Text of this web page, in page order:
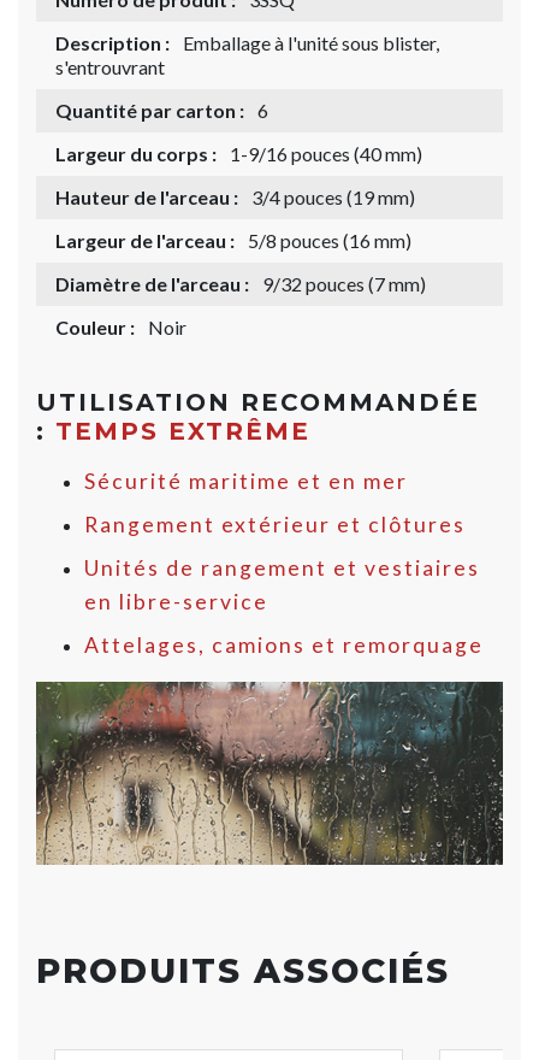
Description :
Emballage à l'unité sous blister,
s'entrouvrant
Quantité par carton : 6
Largeur du corps :
1-9/16 pouces (40 mm)
Hauteur de l'arceau :
3/4 pouces (19 mm)
Largeur de l'arceau :
5/8 pouces (16 mm)
Diamètre de l'arceau :
9/32 pouces (7 mm)
Couleur :
Noir
UTILISATION RECOMMANDÉE
: TEMPS EXTRÊME
Sécurité maritime et en mer
Rangement extérieur et clôtures
Unités de rangement et vestiaires
en libre-service
Attelages, camions et remorquage
PRODUITS ASSOCIÉS